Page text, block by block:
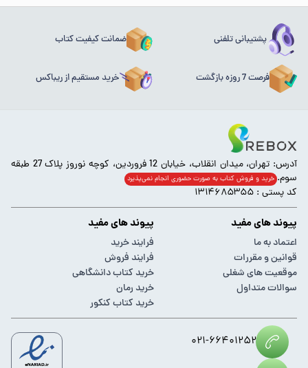
پشتیبانی تلفنی ضمانت کیفیت کتاب
فرصت 7 روزه بازگشت خرید مستقیم از ریباکس
آدرس: تهران، میدان انقلاب، خیابان 12 فروردین، کوچه نوروز پلاک 27 طبقه
سوم. خرید و فروش کتاب به صورت حضوری انجام‌ نمی‌پذیرد
کد پستی : ۱۳۱۴۶۸۵۳۵۵
پیوند های مفید
اعتماد به ما
قوانین و مقررات
موقعیت های شغلی
سوالات متداول
پیوند های مفید
فرایند خرید
فرایند فروش
خرید کتاب دانشگاهی
خرید رمان
خرید کتاب کنکور
۰۲۱-۶۶۴۰۱۲۵۲